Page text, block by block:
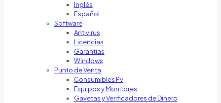
Inglés
Español
Software
Antivirus
Licencias
Garantias
Windows
Punto de Venta
Consumibles Pv
Equipos y Monitores
Gavetas y Verificadores de Dinero